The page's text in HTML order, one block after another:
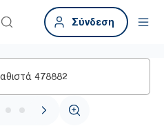
Σύνδεση
478882
5